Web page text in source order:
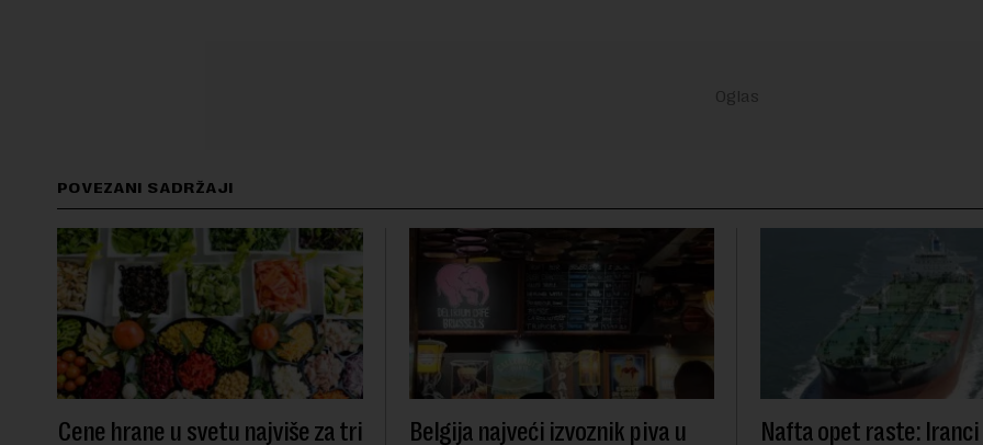
POVEZANI SADRŽAJI
Cene hrane u svetu najviše za tri Belgija najveći izvoznik piva u Nafta opet raste: Iranci